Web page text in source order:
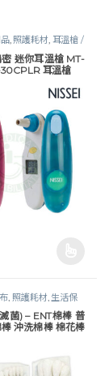
199
, 照護耗材, 耳溫槍 /
密 迷你耳溫槍 MT-
耳溫槍
照護耗材 生活保
菌) – ENT棉棒 普
沖洗棉棒 棉花棒